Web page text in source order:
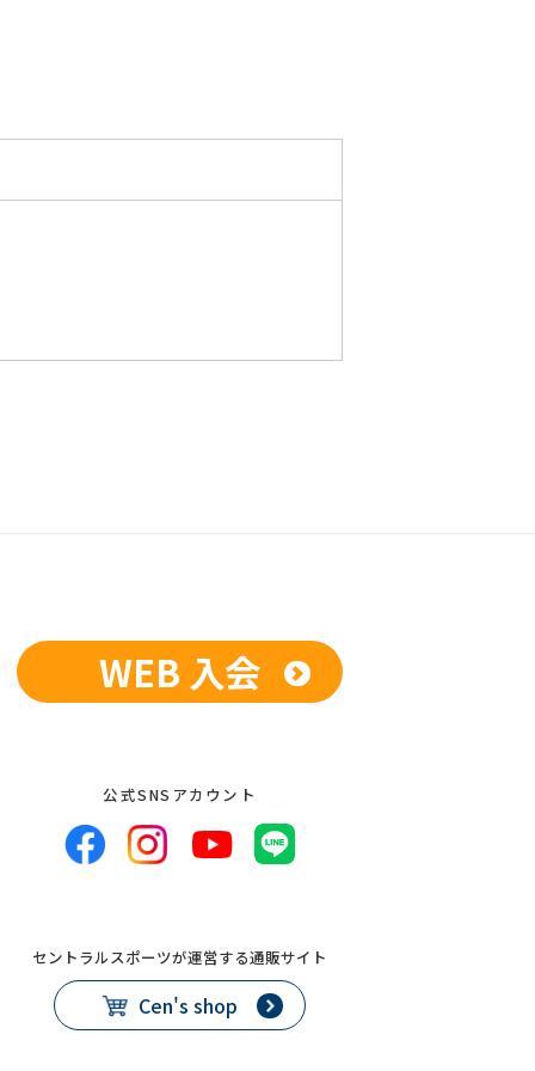
WEB 入会
公式SNSアカウント
セントラルスポーツが運営する通販サイト
Cen's shop